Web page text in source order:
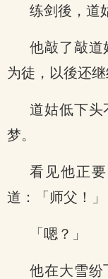
练剑後，道
他敲了敲道
为徒，以後还继
道姑低下头
梦。
看见他正
道：「师父！」
「嗯？」
他在大雪纷